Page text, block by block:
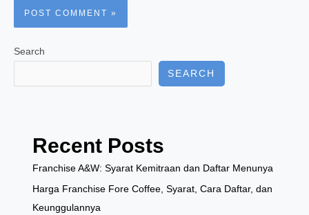
Search
SEARCH
Recent Posts
Franchise A&W: Syarat Kemitraan dan Daftar Menunya
Harga Franchise Fore Coffee, Syarat, Cara Daftar, dan
Keunggulannya